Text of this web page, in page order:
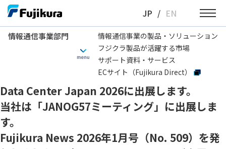
Skip
content
JP / EN
情報通信事業部門
情報通信事業の製品・ソリューション
フジクラ製品が活躍する市場
サポート資料・サービス
ECサイト（Fujikura Direct）
お知らせ 展示会
Interop Tokyo 2026に出展します。
Data Center Japan 2026に出展します。
当社は「JANOG57ミーティング」に出展しま
す。
Fujikura News 2026年1月号（No. 509）を発